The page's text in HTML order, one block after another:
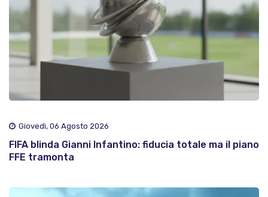
Giovedì, 06 Agosto 2026
FIFA blinda Gianni Infantino: fiducia totale ma il piano
FFE tramonta